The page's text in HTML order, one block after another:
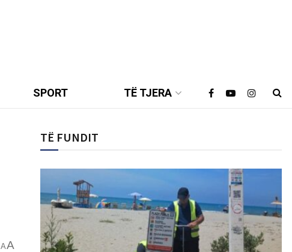
SPORT TË TJERA
AA
TË FUNDIT